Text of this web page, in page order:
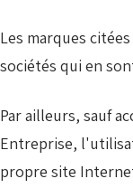
Les marques
sociétés qui en
Par ailleurs, sauf
Entreprise,
propre site